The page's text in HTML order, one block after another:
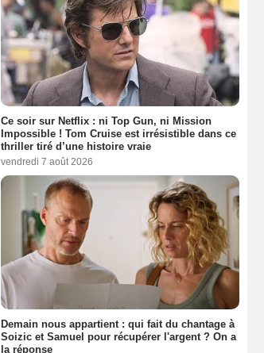
Ce soir sur Netflix : ni Top Gun, ni Mission
Impossible ! Tom Cruise est irrésistible dans ce
thriller tiré d’une histoire vraie
vendredi 7 août 2026
Demain nous appartient : qui fait du chantage à
Soizic et Samuel pour récupérer l'argent ? On a
la réponse